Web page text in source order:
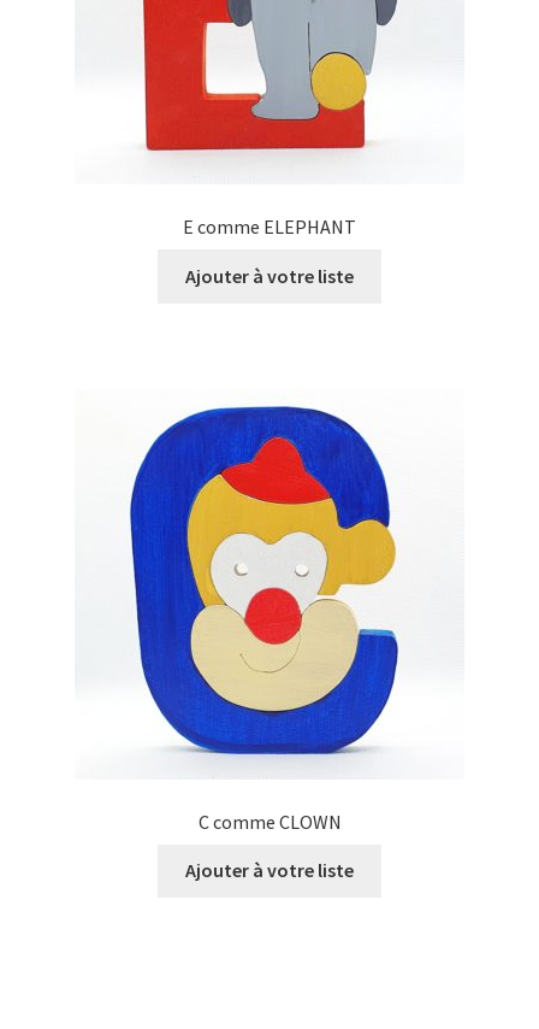
E comme ELEPHANT
Ajouter à votre liste
C comme CLOWN
Ajouter à votre liste